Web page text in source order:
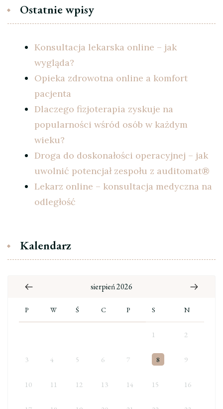
Ostatnie wpisy
Konsultacja lekarska online – jak
wygląda?
Opieka zdrowotna online a komfort
pacjenta
Dlaczego fizjoterapia zyskuje na
popularności wśród osób w każdym
wieku?
Droga do doskonałości operacyjnej – jak
uwolnić potencjał zespołu z auditomat®
Lekarz online – konsultacja medyczna na
odległość
Kalendarz
sierpień 2026
P W Ś C P S N
1 2
3 4 5 6 7 8 9
10 11 12 13 14 15 16